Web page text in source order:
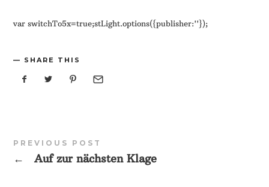
var switchTo5x=true;stLight.options({publisher:''});
SHARE THIS
PREVIOUS POST
← Auf zur nächsten Klage